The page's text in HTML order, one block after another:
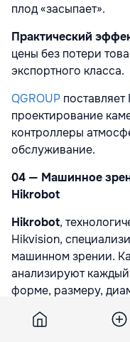
плод «засыпает».
Практический
цены без потери
экспортного класса.
QGROUP
проектирование
контроллеры
обслуживание.
04 — Машинное
Hikrobot
Hikrobot,
Hikvision,
машинном зрении.
анализируют каждый
форме, размеру,